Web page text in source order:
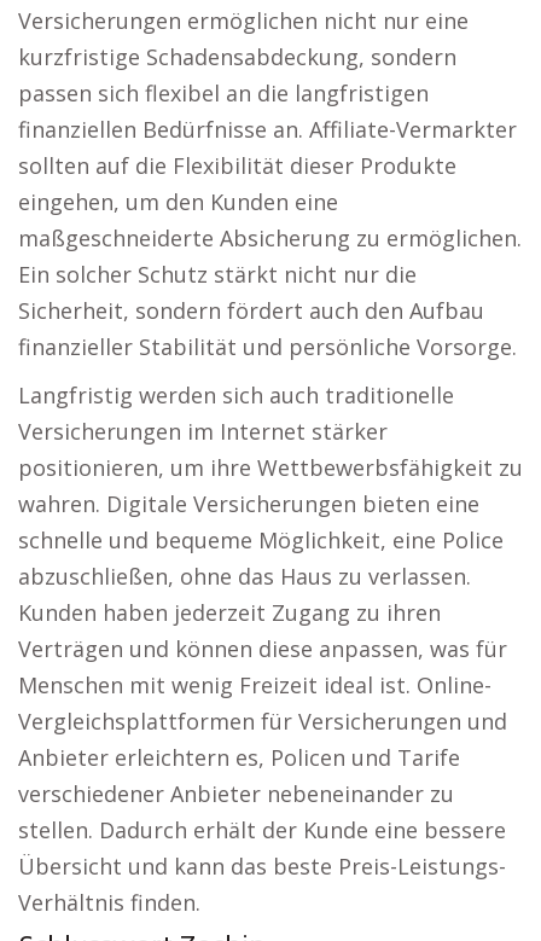
Versicherungen ermöglichen nicht nur eine
kurzfristige Schadensabdeckung, sondern
passen sich flexibel an die langfristigen
finanziellen Bedürfnisse an. Affiliate-Vermarkter
sollten auf die Flexibilität dieser Produkte
eingehen, um den Kunden eine
maßgeschneiderte Absicherung zu ermöglichen.
Ein solcher Schutz stärkt nicht nur die
Sicherheit, sondern fördert auch den Aufbau
finanzieller Stabilität und persönliche Vorsorge.
Langfristig werden sich auch traditionelle
Versicherungen im Internet stärker
positionieren, um ihre Wettbewerbsfähigkeit zu
wahren. Digitale Versicherungen bieten eine
schnelle und bequeme Möglichkeit, eine Police
abzuschließen, ohne das Haus zu verlassen.
Kunden haben jederzeit Zugang zu ihren
Verträgen und können diese anpassen, was für
Menschen mit wenig Freizeit ideal ist. Online-
Vergleichsplattformen für Versicherungen und
Anbieter erleichtern es, Policen und Tarife
verschiedener Anbieter nebeneinander zu
stellen. Dadurch erhält der Kunde eine bessere
Übersicht und kann das beste Preis-Leistungs-
Verhältnis finden.